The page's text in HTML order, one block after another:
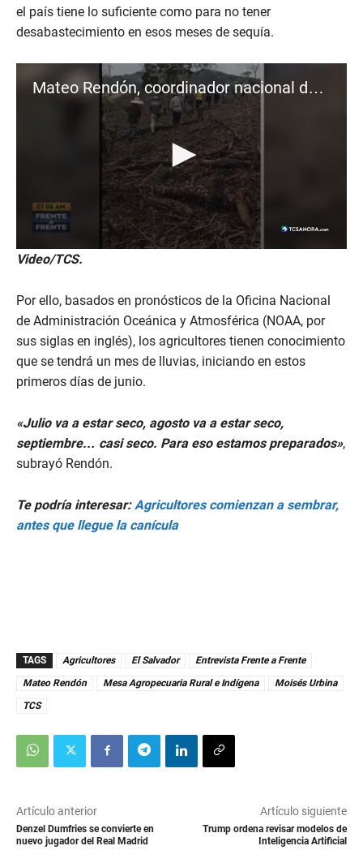
el país tiene lo suficiente como para no tener
desabastecimiento en esos meses de sequía.
Mateo Rendón, coordinador nacional de la Mesa Agropecuaria Rural e Indígena
0
s
c
o
n
s
o
2
n
t
e
1
5
s
Video/TCS.
Por ello, basados en pronósticos de la Oficina Nacional
de Administración Oceánica y Atmosférica (NOAA, por
sus siglas en inglés), los agricultores tienen conocimiento
que se tendrá un mes de lluvias, iniciando en estos
primeros días de junio.
«Julio va a estar seco, agosto va a estar seco,
septiembre… casi seco. Para eso estamos preparados»,
subrayó Rendón.
Te podría interesar:Agricultores comienzan a sembrar,
antes que llegue la canícula
TAGS Agricultores El Salvador
Entrevista Frente a Frente
Mateo Rendón
Mesa Agropecuaria Rural e Indígena
Moisés Urbina
TCS
Artículo anterior
Denzel Dumfries se convierte en
nuevo jugador del Real Madrid
Artículo siguiente
Trump ordena revisar modelos de
Inteligencia Artificial